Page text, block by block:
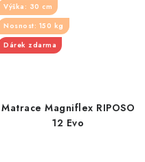
Matrace Magniflex RIPOSO
12 Evo
Výška: 30 cm
Nosnost: 150 kg
Dárek zdarma